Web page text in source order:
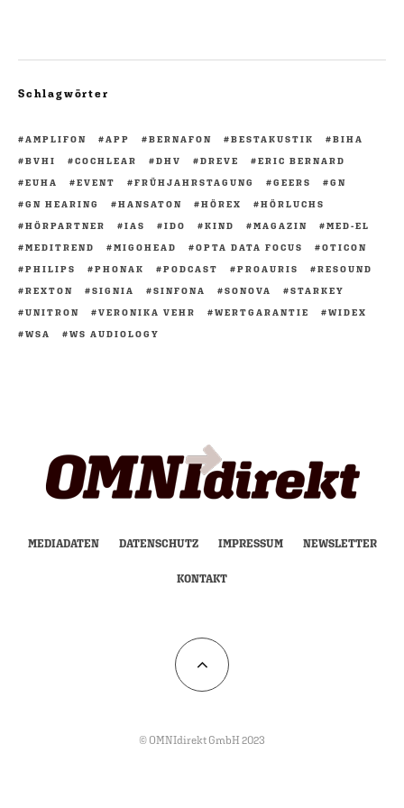
Schlagwörter
AMPLIFON APP BERNAFON BESTAKUSTIK
BIHA
BVHI
COCHLEAR DHV DREVE
ERIC BERNARD
EUHA
EVENT FRÜHJAHRSTAGUNG GEERS
GN
GN HEARING
HANSATON HÖREX
HÖRLUCHS
HÖRPARTNER
IAS IDO KIND MAGAZIN
MED-EL
MEDITREND
MIGOHEAD OPTA DATA FOCUS
OTICON
PHILIPS
PHONAK PODCAST PROAURIS
RESOUND
REXTON
SIGNIA SINFONA SONOVA
STARKEY
UNITRON
VERONIKA VEHR WERTGARANTIE
WIDEX
WSA
WS AUDIOLOGY
MEDIADATEN DATENSCHUTZ IMPRESSUM NEWSLETTER
KONTAKT
© OMNIdirekt GmbH 2023